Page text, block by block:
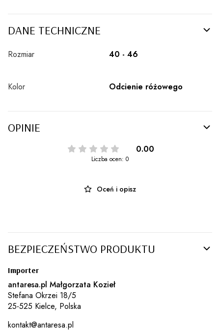
DANE TECHNICZNE
Rozmiar 40 - 46
Kolor Odcienie różowego
OPINIE
0.00
Liczba ocen: 0
Oceń i opisz
BEZPIECZEŃSTWO PRODUKTU
Importer
antaresa.pl Małgorzata Kozieł
Stefana Okrzei 18/5
25-525 Kielce, Polska
kontakt@antaresa.pl